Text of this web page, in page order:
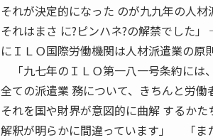
それが決定的になった のが九九年の人材
それはまさ に?ピンハネ?の解禁でした
にＩＬＯ国際労働機関は人材派遣業の原
「九七年のＩＬＯ第一八一号条約には
全ての派遣業 務について、きちんと労働
それを国や財界が意図的に曲解 するか
解釈が明らかに間違っています」 「ま